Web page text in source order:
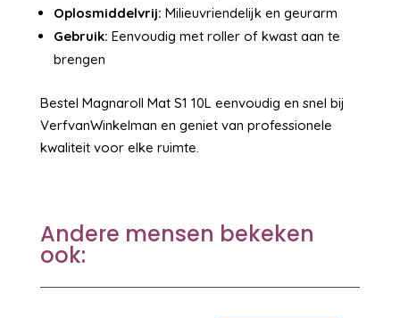
Oplosmiddelvrij: Milieuvriendelijk en geurarm
Gebruik: Eenvoudig met roller of kwast aan te
brengen
Bestel Magnaroll Mat S1 10L eenvoudig en snel bij
VerfvanWinkelman en geniet van professionele
kwaliteit voor elke ruimte.
Andere mensen bekeken
ook: